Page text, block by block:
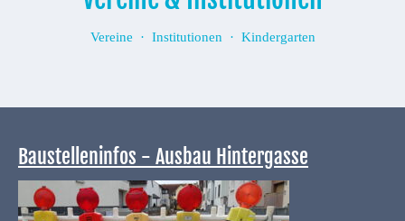
Vereine · Institutionen · Kindergarten
Baustelleninfos - Ausbau Hintergasse